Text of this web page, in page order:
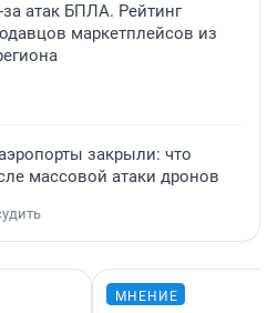
за атак БПЛА. Рейтинг
маркетплейсов из
закрыли: что
массовой атаки дронов
МНЕНИЕ